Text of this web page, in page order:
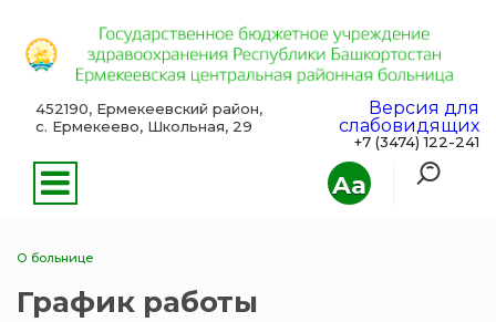
Aa
452190, Ермекеевский район,
с. Ермекеево, Школьная, 29
Версия для
слабовидящих
+7 (3474) 122-241
О больнице
График работы